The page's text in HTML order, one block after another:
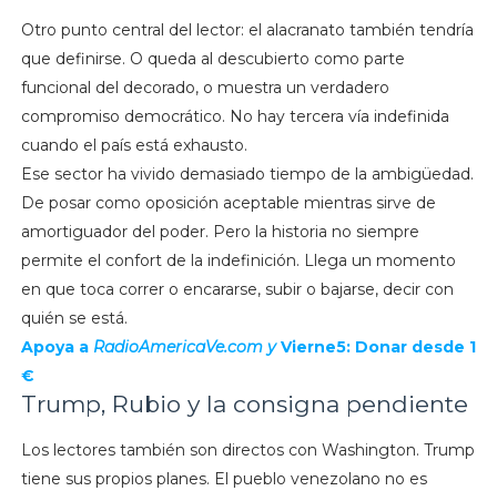
Otro punto central del lector: el alacranato también tendría
que definirse. O queda al descubierto como parte
funcional del decorado, o muestra un verdadero
compromiso democrático. No hay tercera vía indefinida
cuando el país está exhausto.
Ese sector ha vivido demasiado tiempo de la ambigüedad.
De posar como oposición aceptable mientras sirve de
amortiguador del poder. Pero la historia no siempre
permite el confort de la indefinición. Llega un momento
en que toca correr o encararse, subir o bajarse, decir con
quién se está.
Apoya a RadioAmericaVe.com yVierne5: Donar desde 1
€
Trump, Rubio y la consigna pendiente
Los lectores también son directos con Washington. Trump
tiene sus propios planes. El pueblo venezolano no es